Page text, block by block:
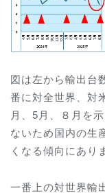
図は左から輸出台
番に対全世界、対
月、5月、８月を
ないため国内の生
くなる傾向にあり
一番上の対世界輸